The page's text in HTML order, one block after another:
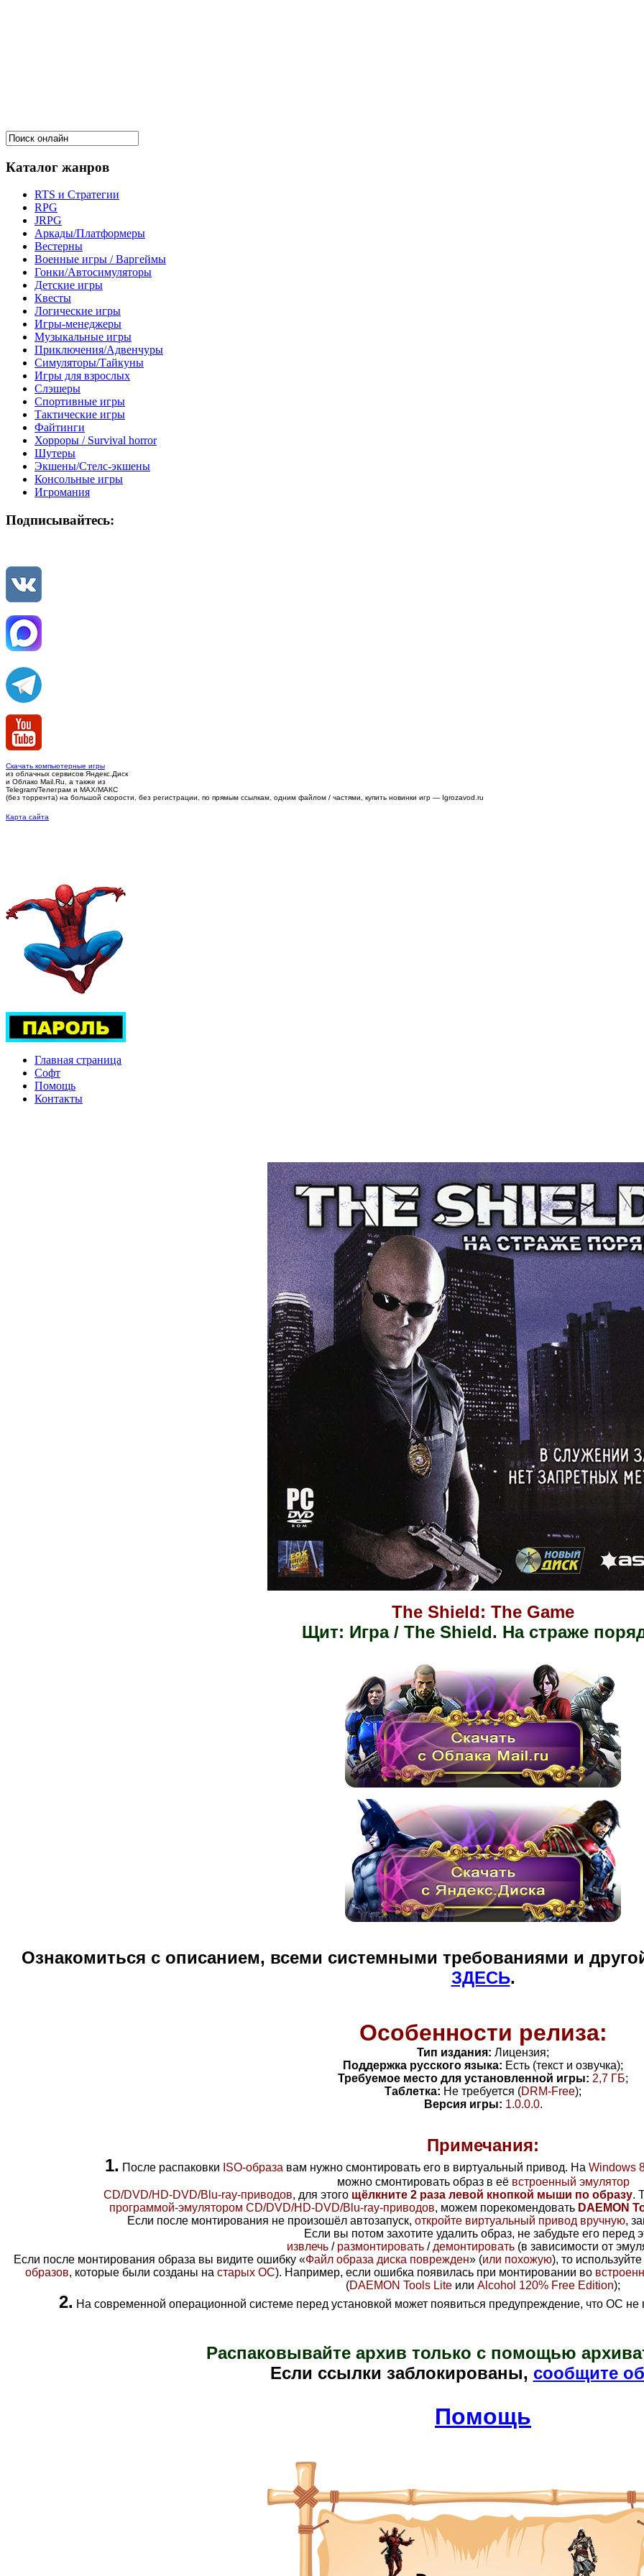
Каталог жанров
RTS и Стратегии
RPG
JRPG
Аркады/Платформеры
Вестерны
Военные игры / Варгеймы
Гонки/Автосимуляторы
Детские игры
Квесты
Логические игры
Игры-менеджеры
Музыкальные игры
Приключения/Адвенчуры
Симуляторы/Тайкуны
Игры для взрослых
Слэшеры
Спортивные игры
Тактические игры
Файтинги
Хорроры / Survival horror
Шутеры
Экшены/Стелс-экшены
Консольные игры
Игромания
Подписывайтесь:
Скачать компьютерные игры
из облачных сервисов Яндекс.Диск
и Облако Mail.Ru, а также из
Telegram/Телеграм и MAX/МАКС
(без торрента) на большой скорости, без регистрации, по прямым ссылкам, одним файлом / частями, купить новинки игр — Igrozavod.ru
Карта сайта
Главная страница
Софт
Помощь
Контакты
The Shield: The Game
Щит: Игра / The Shield. На страже
Ознакомиться с описанием, всеми системными требованиями и
ЗДЕСЬ.
Особенности релиза:
Тип издания: Лицензия;
Поддержка русского языка: Есть (текст и озвучка);
Требуемое место для установленной игры: 2,7 ГБ;
Таблетка: Не требуется (DRM-Free);
Версия игры: 1.0.0.0.
Примечания:
1. После распаковки ISO-образа вам нужно смонтировать его в виртуальный привод. На Windows
можно смонтировать образ в её встроенный эмулятор
CD/DVD/HD-DVD/Blu-ray-приводов, для этого щёлкните 2 раза левой кнопкой мыши по образу.
программой-эмулятором CD/DVD/HD-DVD/Blu-ray-приводов, можем порекомендовать DAEMON
Если после монтирования не произошёл автозапуск, откройте виртуальный привод вручную,
Если вы потом захотите удалить образ, не забудьте его перед
извлечь / размонтировать / демонтировать (в зависимости от
Если после монтирования образа вы видите ошибку «Файл образа диска поврежден» (или похожую), то
образов, которые были созданы на старых ОС). Например, если ошибка появилась при монтировании во
(DAEMON Tools Lite или Alcohol 120% Free Edition);
2. На современной операционной системе перед установкой может появиться предупреждение, что ОС
Распаковывайте архив только с помощью
Если ссылки заблокированы, сообщите
Помощь